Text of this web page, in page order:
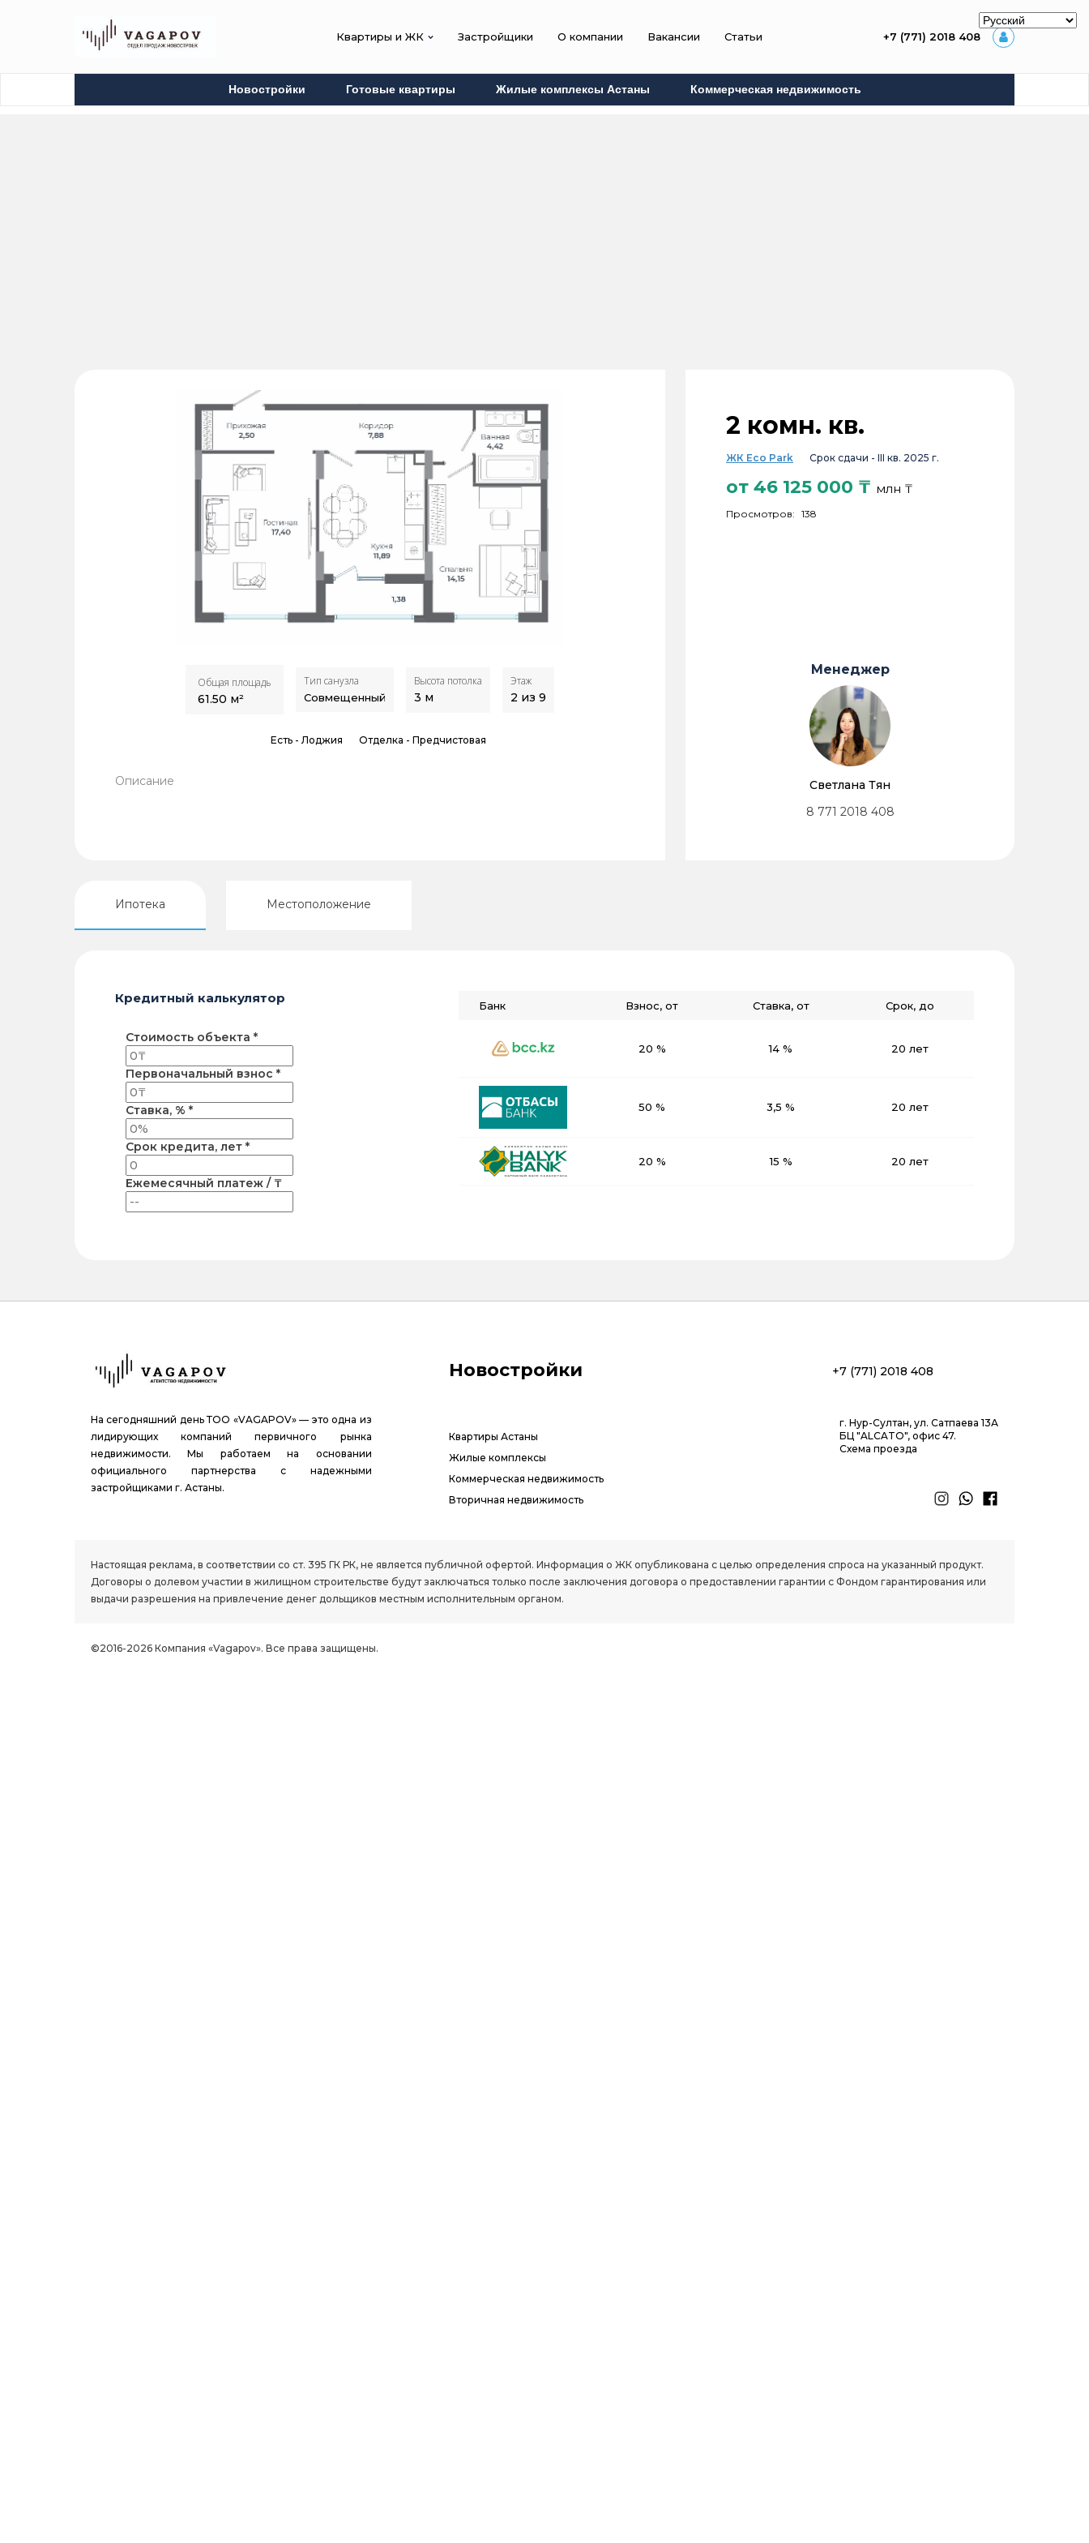
Квартиры и ЖК Застройщики О компании Вакансии Статьи +7 (771) 2018 408
Новостройки Готовые квартиры Жилые комплексы Астаны Коммерческая недвижимость
Общая площадь
61.50 м²
Тип санузла
Совмещенный
Высота потолка
3 м
Этаж
2 из 9
Есть -Лоджия Отделка - Предчистовая
Описание
2 комн. кв.
ЖК Eco Park Срок сдачи - III кв. 2025 г.
от 46 125 000 ₸ млн ₸
Просмотров: 138
Менеджер
Светлана Тян
8 771 2018 408
Ипотека Местоположение
Кредитный калькулятор
Стоимость объекта *
Первоначальный взнос *
Ставка, % *
Срок кредита, лет *
Ежемесячный платеж / ₸
Банк Взнос, от Ставка, от Срок, до
20 % 14 % 20 лет
50 % 3,5 % 20 лет
20 % 15 % 20 лет
На сегодняшний день ТОО «VAGAPOV» — это одна из
лидирующих компаний первичного рынка
недвижимости. Мы работаем на основании
официального партнерства с надежными
застройщиками г. Астаны.
Новостройки
Квартиры Астаны
Жилые комплексы
Коммерческая недвижимость
Вторичная недвижимость
+7 (771) 2018 408
г. Нур-Султан, ул. Сатпаева 13А
БЦ "ALCATO", офис 47.
Схема проезда
Настоящая реклама, в соответствии со ст. 395 ГК РК, не является публичной офертой. Информация о ЖК опубликована с целью определения спроса на указанный продукт.
Договоры о долевом участии в жилищном строительстве будут заключаться только после заключения договора о предоставлении гарантии с Фондом гарантирования или
выдачи разрешения на привлечение денег дольщиков местным исполнительным органом.
©2016-2026 Компания «Vagapov». Все права защищены.